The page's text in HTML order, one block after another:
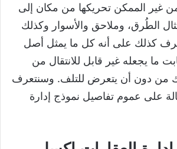
غير الممكن تحريكها من مكان إلى
الطُرق، وملاحق والأسوار وكذلك
كذلك على أنه كل ما يمثل أصل
ما يجعله غير قابل للانتقال من
من دون أن يتعرض للتلف. وسنتعرف
على عموم تفاصيل نموذج إدارة